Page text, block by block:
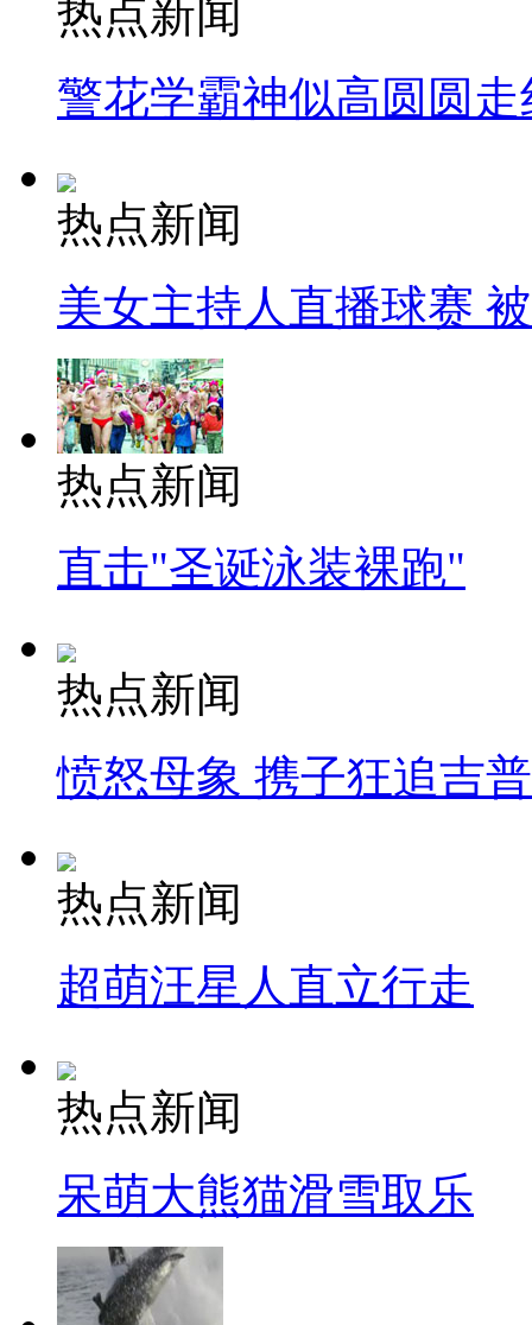
热点新闻
警花学霸神似高圆圆走
热点新闻
美女主持人直播球赛
热点新闻
直击"圣诞泳装裸跑"
热点新闻
愤怒母象 携子狂追吉
热点新闻
超萌汪星人直立行走
热点新闻
呆萌大熊猫滑雪取乐